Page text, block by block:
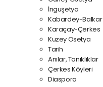
İnguşetya
Kabardey-Balkar
Karaçay-Çerkes
Kuzey Osetya
Tarih
Anılar, Tanıklıklar
Çerkes Köyleri
Diaspora